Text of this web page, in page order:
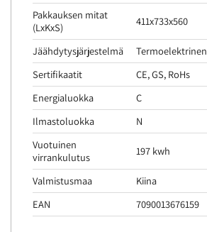
Pakkauksen mitat
(LxKxS)
411x733x560
Jäähdytysjärjestelmä
Termoelektrinen
Sertifikaatit
CE, GS, RoHs
Energialuokka
C
Ilmastoluokka
N
Vuotuinen
virrankulutus
197 kwh
Valmistusmaa
Kiina
EAN
7090013676159